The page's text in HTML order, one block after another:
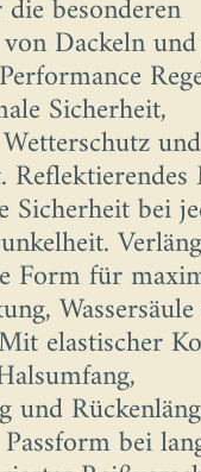
besonderen
Dackeln
Sicherheit,
Sicherheit bei
Form für
elastischer
und
bei